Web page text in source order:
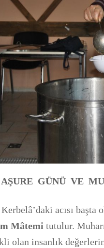
GÜNÜ VE
acısı başta
Mâtemitutulur.
olan insanlık